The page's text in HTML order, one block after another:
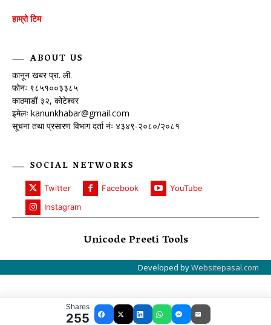
हाम्रो टिम
ABOUT US
कानून खबर प्रा. ली.
फोनः ९८५१००३३८५
काठमाडौं ३२, कोटेश्वर
इमेलः kanunkhabar@gmail.com
सूचना तथा प्रसारण विभाग दर्ता नंः ४३४९-२०८०/२०८१
SOCIAL NETWORKS
Twitter Facebook
YouTube
Instagram
Unicode Preeti Tools
Developed byWebsitepasal.com
Shares
255 Facebook
X LinkedInWhatsAppMessenger
Email